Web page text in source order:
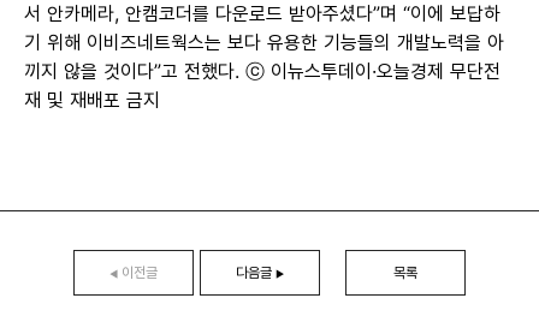
서 안카메라, 안캠코더를 다운로드 받아주셨다”며 “이에 보답하
기 위해 이비즈네트웍스는 보다 유용한 기능들의 개발노력을 아
끼지 않을 것이다”고 전했다. ⓒ 이뉴스투데이·오늘경제 무단전
재 및 재배포 금지
◀ 이전글 다음글 ▶ 목록